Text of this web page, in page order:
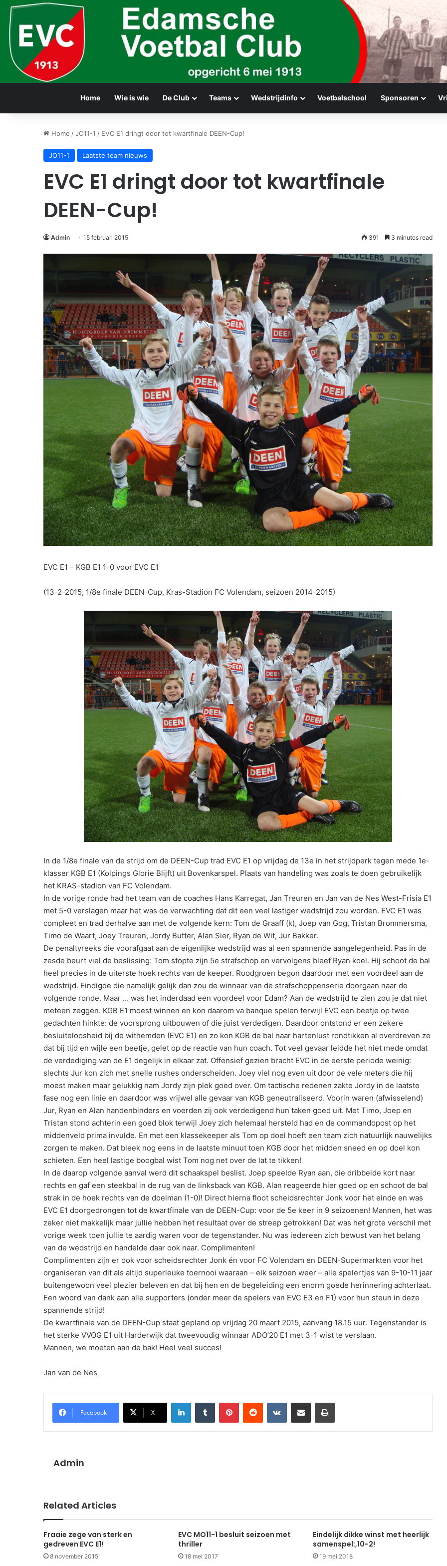
Home Wie is wie De Club Teams Wedstrijdinfo Voetbalschool Sponsoren
Home /JO11-1 / EVC E1 dringt door tot kwartfinale DEEN-Cup!
JO11-1 Laatste team nieuws
EVC E1 dringt door tot kwartfinale
DEEN-Cup!
Admin 15 februari 2015 391 3 minutes read
EVC E1 – KGB E1 1-0 voor EVC E1
(13-2-2015, 1/8e finale DEEN-Cup, Kras-Stadion FC Volendam, seizoen 2014-2015)
In de 1/8e finale van de strijd om de DEEN-Cup trad EVC E1 op vrijdag de 13e in het strijdperk tegen mede 1e-
klasser KGB E1 (Kolpings Glorie Blijft) uit Bovenkarspel. Plaats van handeling was zoals te doen gebruikelijk
het KRAS-stadion van FC Volendam.
In de vorige ronde had het team van de coaches Hans Karregat, Jan Treuren en Jan van de Nes West-Frisia E1
met 5-0 verslagen maar het was de verwachting dat dit een veel lastiger wedstrijd zou worden. EVC E1 was
compleet en trad derhalve aan met de volgende kern: Tom de Graaff (k), Joep van Gog, Tristan Brommersma,
Timo de Waart, Joey Treuren, Jordy Butter, Alan Sier, Ryan de Wit, Jur Bakker.
De penaltyreeks die voorafgaat aan de eigenlijke wedstrijd was al een spannende aangelegenheid. Pas in de
zesde beurt viel de beslissing: Tom stopte zijn 5e strafschop en vervolgens bleef Ryan koel. Hij schoot de bal
heel precies in de uiterste hoek rechts van de keeper. Roodgroen begon daardoor met een voordeel aan de
wedstrijd. Eindigde die namelijk gelijk dan zou de winnaar van de strafschoppenserie doorgaan naar de
volgende ronde. Maar … was het inderdaad een voordeel voor Edam? Aan de wedstrijd te zien zou je dat niet
meteen zeggen. KGB E1 moest winnen en kon daarom va banque spelen terwijl EVC een beetje op twee
gedachten hinkte: de voorsprong uitbouwen of die juist verdedigen. Daardoor ontstond er een zekere
besluiteloosheid bij de withemden (EVC E1) en zo kon KGB de bal naar hartenlust rondtikken al overdreven ze
dat bij tijd en wijle een beetje, gelet op de reactie van hun coach. Tot veel gevaar leidde het niet mede omdat
de verdediging van de E1 degelijk in elkaar zat. Offensief gezien bracht EVC in de eerste periode weinig:
slechts Jur kon zich met snelle rushes onderscheiden. Joey viel nog even uit door de vele meters die hij
moest maken maar gelukkig nam Jordy zijn plek goed over. Om tactische redenen zakte Jordy in de laatste
fase nog een linie en daardoor was vrijwel alle gevaar van KGB geneutraliseerd. Voorin waren (afwisselend)
Jur, Ryan en Alan handenbinders en voerden zij ook verdedigend hun taken goed uit. Met Timo, Joep en
Tristan stond achterin een goed blok terwijl Joey zich helemaal hersteld had en de commandopost op het
middenveld prima invulde. En met een klassekeeper als Tom op doel hoeft een team zich natuurlijk nauwelijks
zorgen te maken. Dat bleek nog eens in de laatste minuut toen KGB door het midden sneed en op doel kon
schieten. Een heel lastige boogbal wist Tom nog net over de lat te tikken!
In de daarop volgende aanval werd dit schaakspel beslist. Joep speelde Ryan aan, die dribbelde kort naar
rechts en gaf een steekbal in de rug van de linksback van KGB. Alan reageerde hier goed op en schoot de bal
strak in de hoek rechts van de doelman (1-0)! Direct hierna floot scheidsrechter Jonk voor het einde en was
EVC E1 doorgedrongen tot de kwartfinale van de DEEN-Cup: voor de 5e keer in 9 seizoenen! Mannen, het was
zeker niet makkelijk maar jullie hebben het resultaat over de streep getrokken! Dat was het grote verschil met
vorige week toen jullie te aardig waren voor de tegenstander. Nu was iedereen zich bewust van het belang
van de wedstrijd en handelde daar ook naar. Complimenten!
Complimenten zijn er ook voor scheidsrechter Jonk én voor FC Volendam en DEEN-Supermarkten voor het
organiseren van dit als altijd superleuke toernooi waaraan – elk seizoen weer – alle spelertjes van 9-10-11 jaar
buitengewoon veel plezier beleven en dat bij hen en de begeleiding een enorm goede herinnering achterlaat.
Een woord van dank aan alle supporters (onder meer de spelers van EVC E3 en F1) voor hun steun in deze
spannende strijd!
De kwartfinale van de DEEN-Cup staat gepland op vrijdag 20 maart 2015, aanvang 18.15 uur. Tegenstander is
het sterke VVOG E1 uit Harderwijk dat tweevoudig winnaar ADO’20 E1 met 3-1 wist te verslaan.
Mannen, we moeten aan de bak! Heel veel succes!
Jan van de Nes
Facebook X
LinkedInTumblr PinterestReddit VKontakteShare via Email Print
Admin
Related Articles
Fraaie zege van sterk en
gedreven EVC E1!
8 november 2015
EVC MO11-1 besluit seizoen met
thriller
18 mei 2017
Eindelijk dikke winst met heerlijk
samenspel:,10-2!
19 mei 2018